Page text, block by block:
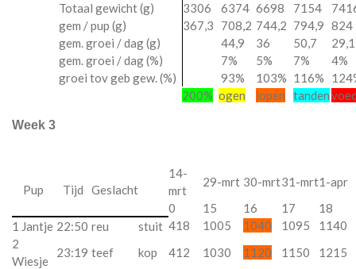
Totaal gewicht (g)
3306 6374 6698 7154
gem / pup (g)
367,3 708,2 744,2 794,9 824
gem. groei / dag (g)
44,9 36 50,7
gem. groei / dag (%)
7% 5% 7%
4%
groei tov geb gew. (%)
93% 103% 116%
200% ogen lopen tanden
Week 3
Pup Tijd Geslacht
14-
mrt
29-mrt 30-mrt31-mrt1-apr
0
15 16 17
18
1 Jantje 22:50 reu stuit 418 1005 1040 1095
1140
2
Wiesje
23:19 teef kop 412 1030 1120 1150
1215